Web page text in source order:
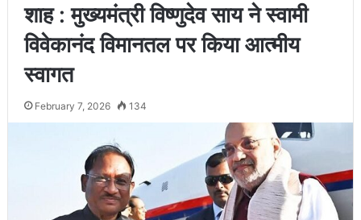
शाह : मुख्यमंत्री विष्णुदेव साय ने स्वामी
विवेकानंद विमानतल पर किया आत्मीय
स्वागत
February 7, 2026 134